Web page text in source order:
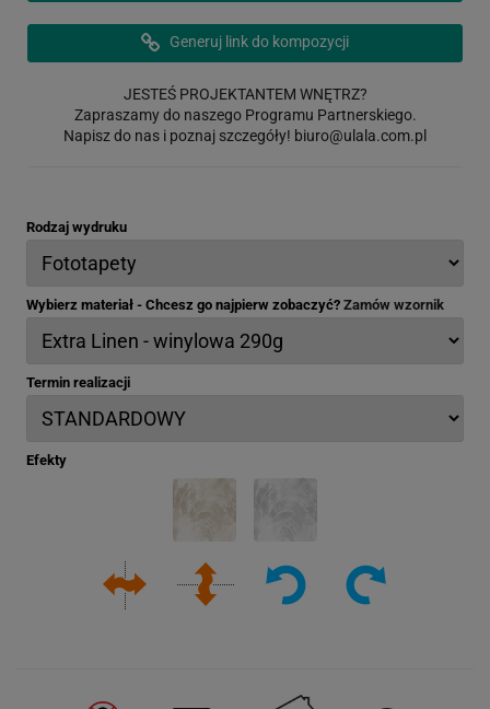
Generuj link do kompozycji
JESTEŚ PROJEKTANTEM WNĘTRZ?
Zapraszamy do naszego Programu Partnerskiego.
Napisz do nas i poznaj szczegóły! biuro@ulala.com.pl
Rodzaj wydruku
Wybierz materiał - Chcesz go najpierw zobaczyć? Zamów wzornik
Termin realizacji
Efekty